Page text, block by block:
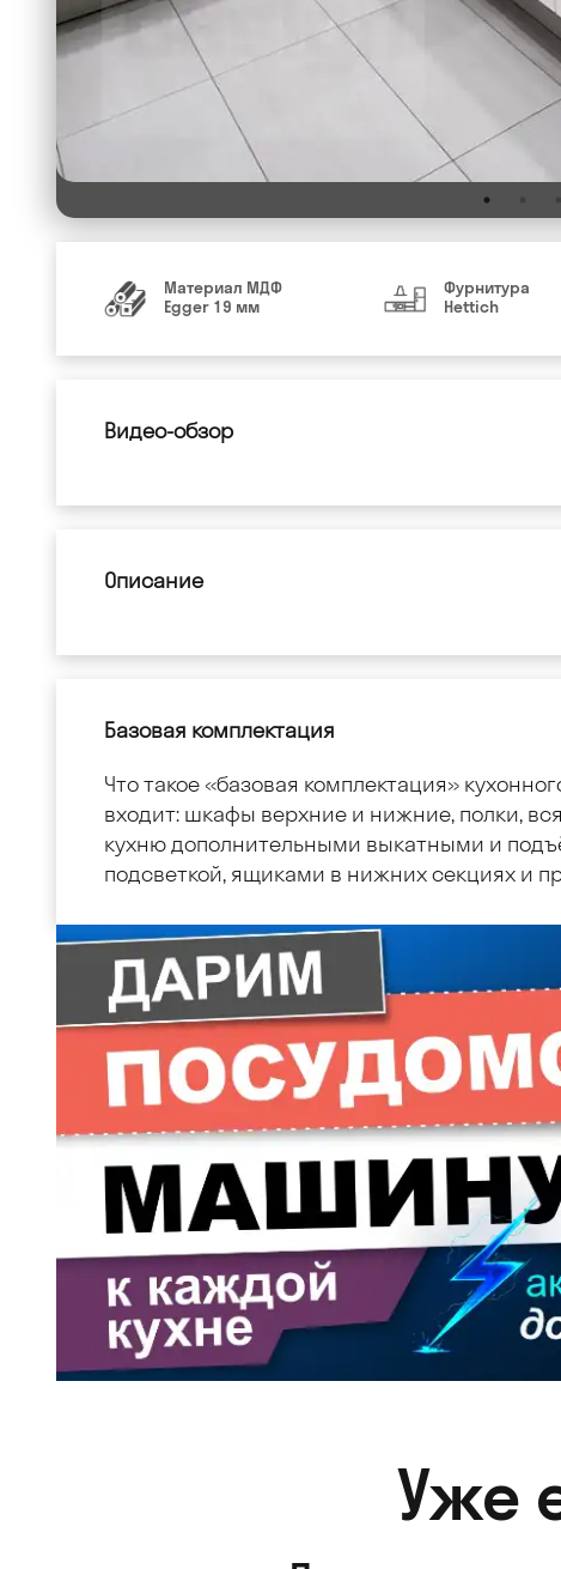
Материал МДФ
Egger 19 мм
Фурнитура
Hettich
Видео-обзор
Описание
Базовая комплектация
Что такое «базовая комплектация»
входит: шкафы верхние и нижние, полки,
кухню дополнительными выкатными и
подсветкой, ящиками в нижних секциях и
Уже